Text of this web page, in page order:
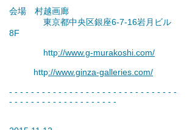
会場 村越画廊
東京都中央区銀座6-7-16岩月ビル
8F
http://www.g-murakoshi.com/
http://www.ginza-galleries.com/
- - - - - - - - - - - - - - - - - - - - - - - - - - - - - - -
- - - - - - - - - - - - - - - - - - - -